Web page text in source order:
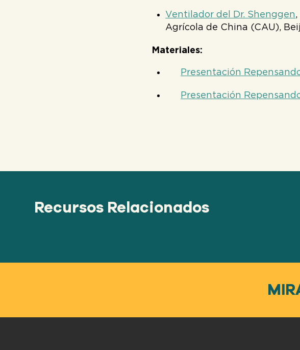
Ventilador del Dr. Shenggen
Agrícola de China (CAU),
Materiales:
Presentación
Presentación
Recursos Relacionados